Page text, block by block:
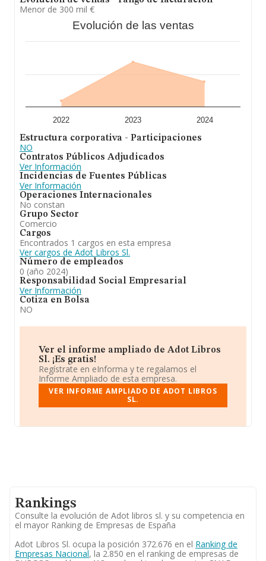
de empleados de las empresas es de 2; la media de
antigüedad desde la constitución es de 21 años.
venta de libros, papeleria, material escolar, prensa,
realización de actividades de animacion a la lectura y
eventos culturales. Se ha posicionado más abajo en el
ranking de sectores frente al 2023. En cuanto a la
posición en el ranking nacional, la empresa ha perdido
posiciones frente al 2023.
Menor de 300 mil €
Evolución de las ventas
2022 2023 2024
Estructura corporativa - Participaciones
NO
Contratos Públicos Adjudicados
Ver Información
Incidencias de Fuentes Públicas
Ver Información
Operaciones Internacionales
No constan
Grupo Sector
Comercio
Cargos
Encontrados 1 cargos en esta empresa
Ver cargos de Adot Libros Sl.
Número de empleados
0 (año 2024)
Responsabilidad Social Empresarial
Ver Información
Cotiza en Bolsa
NO
Ver el informe ampliado de Adot Libros
Sl. ¡Es gratis!
Regístrate en eInforma y te regalamos el
Informe Ampliado de esta empresa.
VER INFORME AMPLIADO DE ADOT LIBROS
SL.
Rankings
Consulte la evolución de Adot libros sl. y su competencia en
el mayor Ranking de Empresas de España
Adot Libros Sl. ocupa la posición 372.676 en el Ranking de
Empresas Nacional, la 2.850 en el ranking de empresas de